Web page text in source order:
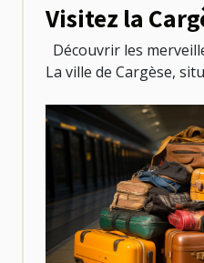
Visitez la
Découvrir les
La ville de Cargèse,